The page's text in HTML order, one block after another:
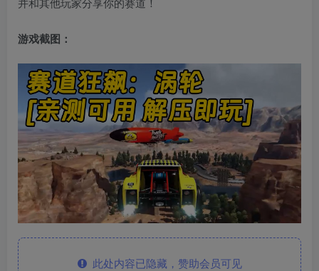
游戏截图：
此处内容已隐藏，赞助会员可见